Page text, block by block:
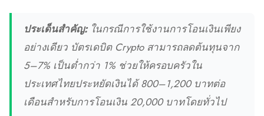
ประเด็นสำคัญ:ในกรณีการใช้งานการโอนเงินเพียง
อย่างเดียว บัตรเดบิต Crypto สามารถลดต้นทุนจาก
5–7% เป็นต่ำกว่า 1% ช่วยให้ครอบครัวใน
ประเทศไทยประหยัดเงินได้ 800–1,200 บาทต่อ
เดือนสำหรับการโอนเงิน 20,000 บาทโดยทั่วไป